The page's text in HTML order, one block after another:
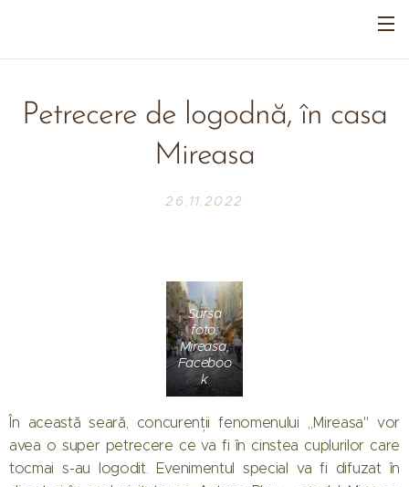
Petrecere de logodnă, în casa
Mireasa
26.11.2022
Sursa
foto:
Mireasa,
Faceboo
k
În această seară, concurenții fenomenului ,,Mireasa" vor
avea o super petrecere ce va fi în cinstea cuplurilor care
tocmai s-au logodit. Evenimentul special va fi difuzat în